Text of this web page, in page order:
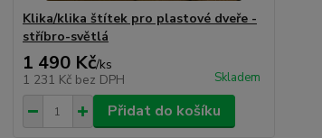
Klika/klika štítek pro plastové dveře -
stříbro-světlá
1 490 Kč/ks
1 231 Kč bez DPH Skladem
Přidat do košíku